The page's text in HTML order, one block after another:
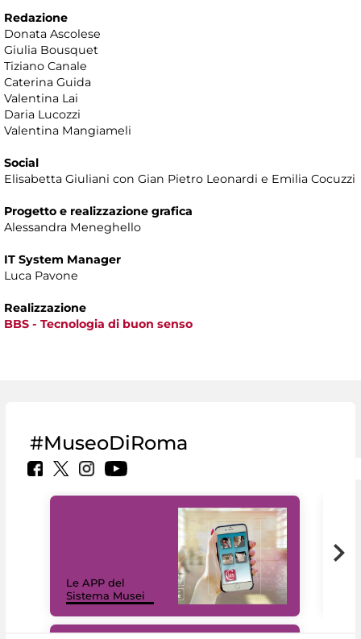
Redazione
Donata Ascolese
Giulia Bousquet
Tiziano Canale
Caterina Guida
Valentina Lai
Daria Lucozzi
Valentina Mangiameli
Social
Elisabetta Giuliani con Gian Pietro Leonardi e Emilia Cocuzzi
Progetto e realizzazione grafica
Alessandra Meneghello
IT System Manager
Luca Pavone
Realizzazione
BBS - Tecnologia di buon senso
#MuseoDiRoma
Le APP del
Sistema Musei